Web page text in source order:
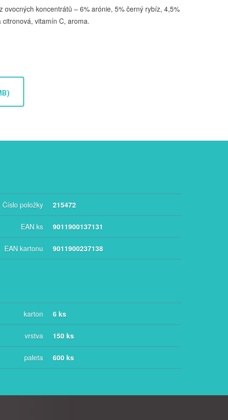
ovocných koncentrátů – 6% arónie, 5% černý rybíz, 4,5%
vitamín C, aroma.
Číslo položky 215472
EAN ks 9011900137131
EAN kartonu 9011900237138
karton 6 ks
vrstva 150 ks
paleta 600 ks